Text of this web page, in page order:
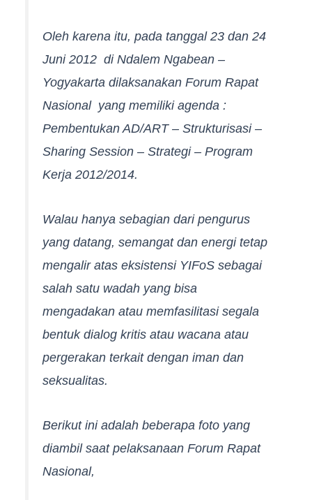
Oleh karena itu, pada tanggal 23 dan 24
Juni 2012 di Ndalem Ngabean –
Yogyakarta dilaksanakan Forum Rapat
Nasional yang memiliki agenda :
Pembentukan AD/ART – Strukturisasi –
Sharing Session – Strategi – Program
Kerja 2012/2014.
Walau hanya sebagian dari pengurus
yang datang, semangat dan energi tetap
mengalir atas eksistensi YIFoS sebagai
salah satu wadah yang bisa
mengadakan atau memfasilitasi segala
bentuk dialog kritis atau wacana atau
pergerakan terkait dengan iman dan
seksualitas.
Berikut ini adalah beberapa foto yang
diambil saat pelaksanaan Forum Rapat
Nasional,